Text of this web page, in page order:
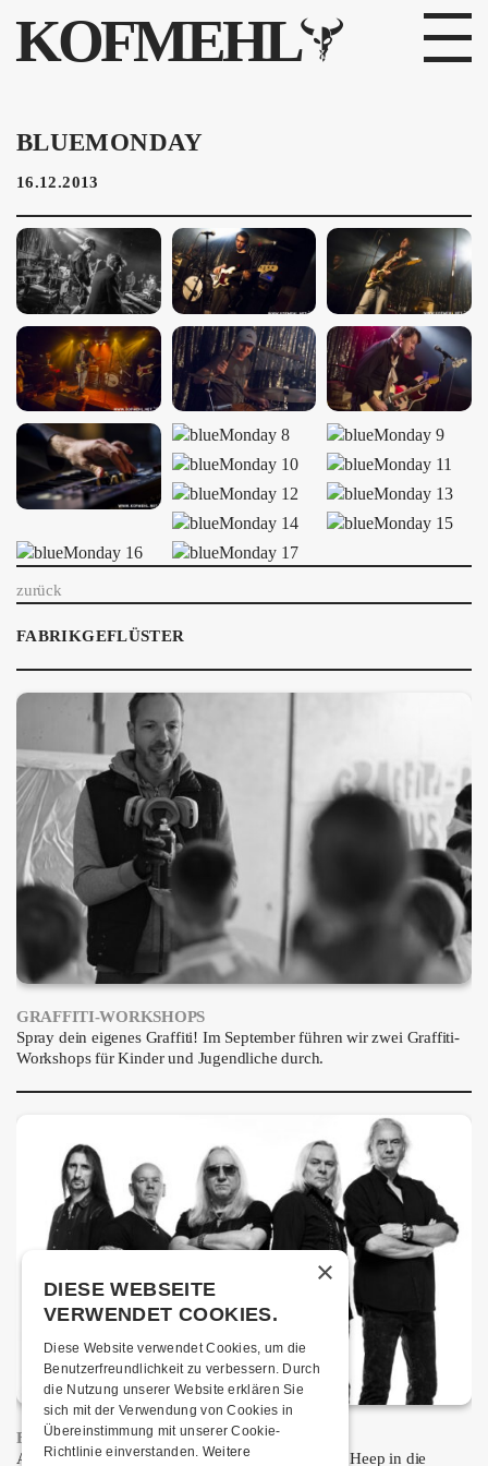
KOFMEHL
PROGRAMM
FABRIKGEFLÜSTER
GALERIE
FOTOGALERIE
PHOTOMAT
INFOS
KONTAKT
ÜBER UNS
GÖNNEREI
SHOP
MITMACHEN
BLUEMONDAY
16.12.2013
zurück
FABRIKGEFLÜSTER
GRAFFITI-WORKSHOPS
Spray dein eigenes Graffiti! Im September führen wir zwei Graffiti-
Workshops für Kinder und Jugendliche durch.
FRISCH BESTÄTIGT: URIAH HEEP
Am Sonntag, 15. November 2026 kommen Uriah Heep in die
×
DIESE WEBSEITE
VERWENDET COOKIES.
Diese Website verwendet Cookies, um die
Benutzerfreundlichkeit zu verbessern. Durch
die Nutzung unserer Website erklären Sie
sich mit der Verwendung von Cookies in
Übereinstimmung mit unserer Cookie-
Richtlinie einverstanden. Weitere